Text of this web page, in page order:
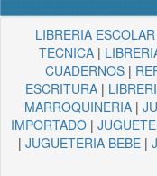
LIBRERIA ESCOLAR
TECNICA |
CUADERNOS|
ESCRITURA|
MARROQUINERIA |
IMPORTADO|
| JUGUETERIA BEBE|